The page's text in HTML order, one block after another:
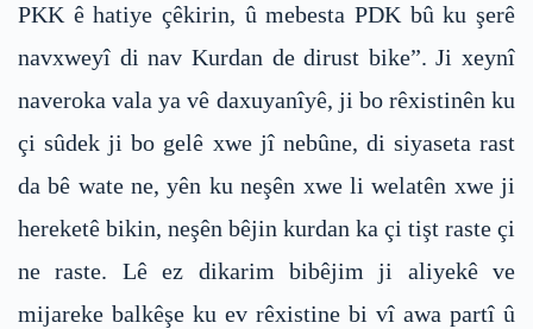
PKK ê hatiye çêkirin, û mebesta PDK bû ku şerê
navxweyî di nav Kurdan de dirust bike”. Ji xeynî
naveroka vala ya vê daxuyanîyê, ji bo rêxistinên ku
çi sûdek ji bo gelê xwe jî nebûne, di siyaseta rast
da bê wate ne, yên ku neşên xwe li welatên xwe ji
hereketê bikin, neşên bêjin kurdan ka çi tişt raste çi
ne raste. Lê ez dikarim bibêjim ji aliyekê ve
mijareke balkêşe ku ev rêxistine bi vî awa partî û